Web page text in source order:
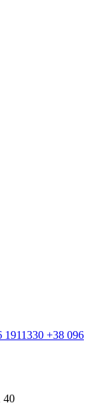
1911330 +38 096
40